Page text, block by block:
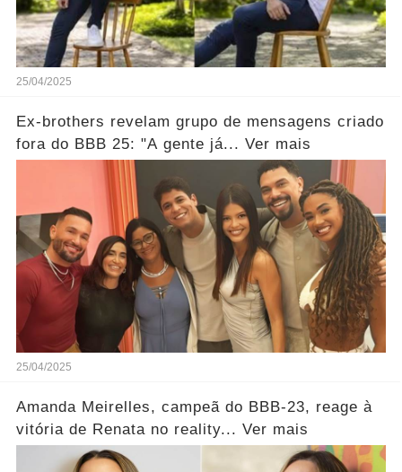
25/04/2025
Ex-brothers revelam grupo de mensagens criado
fora do BBB 25: "A gente já... Ver mais
25/04/2025
Amanda Meirelles, campeã do BBB-23, reage à
vitória de Renata no reality... Ver mais